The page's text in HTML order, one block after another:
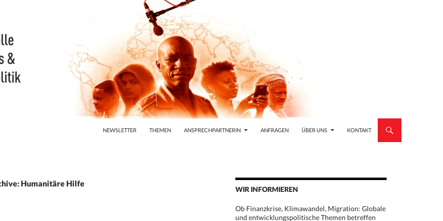
NEWSLETTER
THEMEN ANSPRECHPARTNERIN ANFRAGEN ÜBER UNS KONTAKT
Humanitäre Hilfe
WIR INFORMIEREN
Ob Finanzkrise, Klimawandel, Migration: Globale
und entwicklungspolitische Themen betreffen